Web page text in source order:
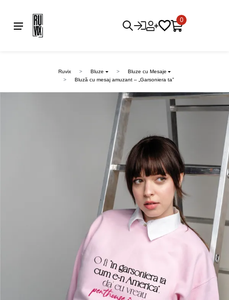
0
Ruvix Bluze
Bluze cu Mesaje
Bluză cu mesaj amuzant – „Garsoniera ta”